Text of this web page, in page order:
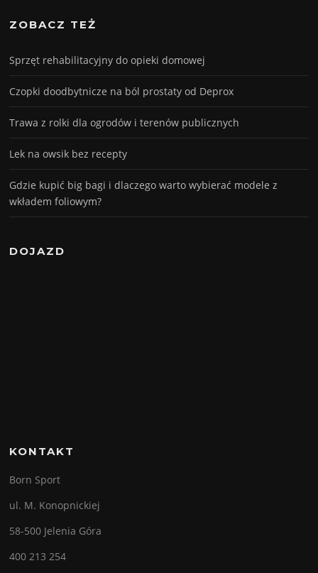
ZOBACZ TEŻ
Sprzęt rehabilitacyjny do opieki domowej
Czopki doodbytnicze na ból prostaty od Deprox
Trawa z rolki dla ogrodów i terenów publicznych
Lek na owsik bez recepty
Gdzie kupić big bagi i dlaczego warto wybierać modele z
wkładem foliowym?
DOJAZD
KONTAKT
Born Sport
ul. M. Konopnickiej
58-500 Jelenia Góra
400 213 254